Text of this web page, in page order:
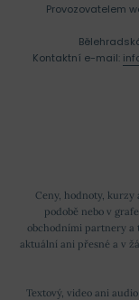
Ceny, hodnoty, kurzy
podobě nebo v
obchodními partnery a
aktuální ani přesné a v
Textový, video ani
Provozovatelem
Kontaktní e-mail: